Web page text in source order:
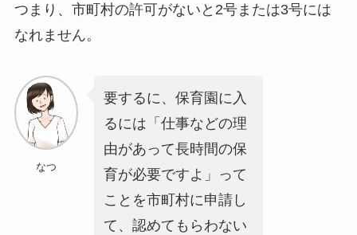
つまり、 市町村の許可がないと2号または3号には
なれません。
なつ
要するに、 保育園に入
るには「仕事などの理
由があって長時間の保
育が必要ですよ」って
ことを市町村に申請し
て、認めてもらわない